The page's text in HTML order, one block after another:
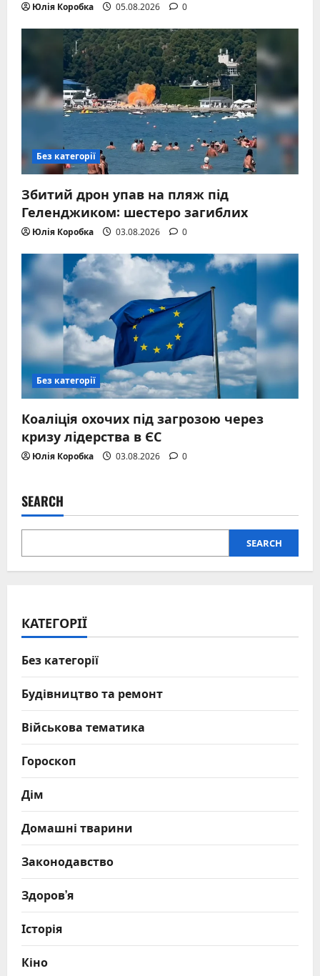
Юлія Коробка 05.08.2026 0
Без категорії
Збитий дрон упав на пляж під
Геленджиком: шестеро загиблих
Юлія Коробка 03.08.2026 0
Без категорії
Коаліція охочих під загрозою через
кризу лідерства в ЄС
Юлія Коробка 03.08.2026 0
SEARCH
SEARCH
КАТЕГОРІЇ
Без категорії
Будівництво та ремонт
Військова тематика
Гороскоп
Дім
Домашні тварини
Законодавство
Здоров’я
Історія
Кіно